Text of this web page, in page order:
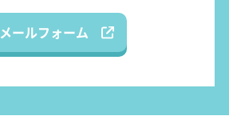
メールフォーム